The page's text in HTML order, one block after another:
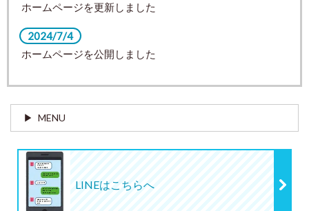
ホームページを更新しました
2024/7/4
ホームページを公開しました
MENU
LINEはこちらへ